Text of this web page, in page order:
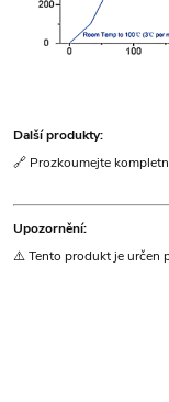
Další produkty:
🔗 Prozkoumejte
Upozornění:
⚠️ Tento produkt je určen